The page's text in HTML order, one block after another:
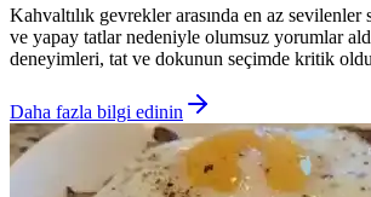
Kahvaltılık gevrekler arasında en az sevilenler
ve yapay tatlar nedeniyle olumsuz yorumlar
deneyimleri, tat ve dokunun seçimde kritik
Daha fazla bilgi edinin